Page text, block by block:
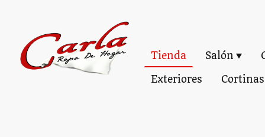
Tienda Salón
Exteriores
Cortinas